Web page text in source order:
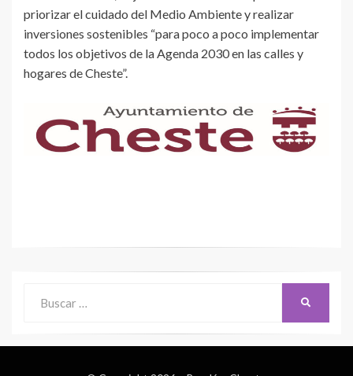
priorizar el cuidado del Medio Ambiente y realizar
inversiones sostenibles “para poco a poco implementar
todos los objetivos de la Agenda 2030 en las calles y
hogares de Cheste”.